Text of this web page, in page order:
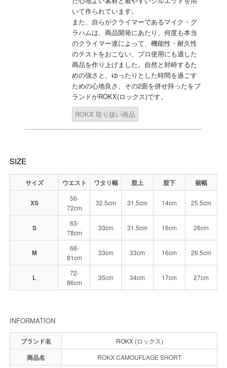
いて作られています。
また、自らがクライマーであるマイク・グ
ラハムは、商品開発にあたり、何度も本当
のクライマー達によって、機能性・耐久性
のテストをおこない、プロ使用にも適した
商品を作り上げました。自然と対峙するた
めの強さと、ゆったりとした時間を過ごす
ための心地良さ、その2面を併せ持ったをブ
ランドがROKX(ロックス)です。
ROKX 取り扱い商品
SIZE
サイズ ウエスト ワタリ幅 股上 股下 裾幅
XS
56-
72cm
32.5cm 31.5cm 14cm 25.5cm
S
63-
78cm
33cm 31.5cm 16cm 26cm
M
68-
81cm
33cm 33cm 16cm 26.5cm
L
72-
86cm
35cm 34cm 17cm 27cm
INFORMATION
ブランド名 ROKX (ロックス)
商品名 ROKX CAMOUFLAGE SHORT